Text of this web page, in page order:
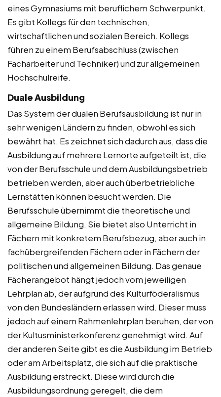
eines Gymnasiums mit beruflichem Schwerpunkt.
Es gibt Kollegs für den technischen,
wirtschaftlichen und sozialen Bereich. Kollegs
führen zu einem Berufsabschluss (zwischen
Facharbeiter und Techniker) und zur allgemeinen
Hochschulreife.
Duale Ausbildung
Das System der dualen Berufsausbildung ist nur in
sehr wenigen Ländern zu finden, obwohl es sich
bewährt hat. Es zeichnet sich dadurch aus, dass die
Ausbildung auf mehrere Lernorte aufgeteilt ist, die
von der Berufsschule und dem Ausbildungsbetrieb
betrieben werden, aber auch überbetriebliche
Lernstätten können besucht werden. Die
Berufsschule übernimmt die theoretische und
allgemeine Bildung. Sie bietet also Unterricht in
Fächern mit konkretem Berufsbezug, aber auch in
fachübergreifenden Fächern oder in Fächern der
politischen und allgemeinen Bildung. Das genaue
Fächerangebot hängt jedoch vom jeweiligen
Lehrplan ab, der aufgrund des Kulturföderalismus
von den Bundesländern erlassen wird. Dieser muss
jedoch auf einem Rahmenlehrplan beruhen, der von
der Kultusministerkonferenz genehmigt wird. Auf
der anderen Seite gibt es die Ausbildung im Betrieb
oder am Arbeitsplatz, die sich auf die praktische
Ausbildung erstreckt. Diese wird durch die
Ausbildungsordnung geregelt, die dem